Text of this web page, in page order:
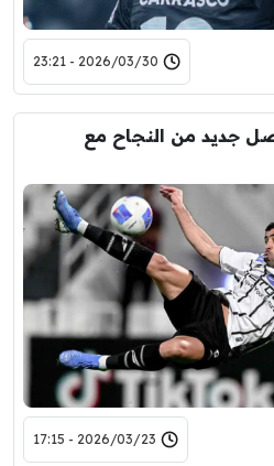
2026/03/30 - 23:21
جديد من النجاح مع
2026/03/23 - 17:15